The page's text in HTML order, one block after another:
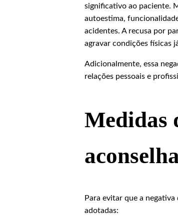
significativo ao paciente.
autoestima,
acidentes. A recusa por
agravar condições físicas
Adicionalmente, essa
relações pessoais e
Medidas
Para evitar que a
adotadas: